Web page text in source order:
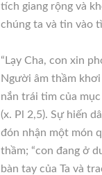
tích giang rộng và
chúng ta và tin vào
“Lạy Cha, con xin
Người âm thầm
nắn trái tim của
(x. Pl 2,5). Sự hiến
đón nhận một món
thầm; “con đang ở
bàn tay của Ta và